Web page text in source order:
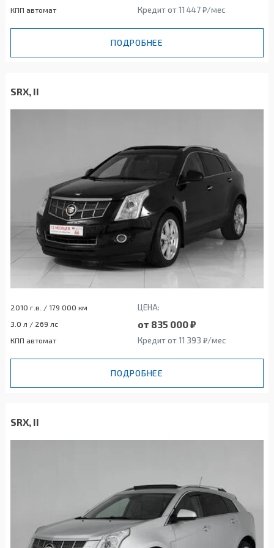
КПП автомат Кредит от 11 447 ₽/мес
ПОДРОБНЕЕ
SRX, II
2010 г.в. / 179 000 км ЦЕНА:
3.0 л / 269 лс от 835 000 ₽
КПП автомат Кредит от 11 393 ₽/мес
ПОДРОБНЕЕ
SRX, II